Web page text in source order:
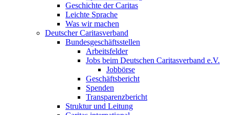
Geschichte der Caritas
Leichte Sprache
Was wir machen
Deutscher Caritasverband
Bundesgeschäftsstellen
Arbeitsfelder
Jobs beim Deutschen Caritasverband e.V.
Jobbörse
Geschäftsbericht
Spenden
Transparenzbericht
Struktur und Leitung